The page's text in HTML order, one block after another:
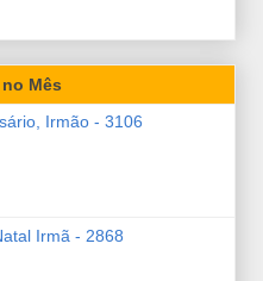
Mês
Irmão - 3106
Irmã - 2868